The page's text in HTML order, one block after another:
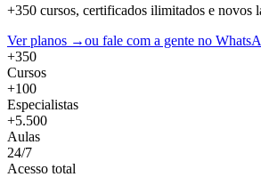
+350 cursos, certificados ilimitados e novos
Ver planos →ou fale com a gente no
+350
Cursos
+100
Especialistas
+5.500
Aulas
24/7
Acesso total